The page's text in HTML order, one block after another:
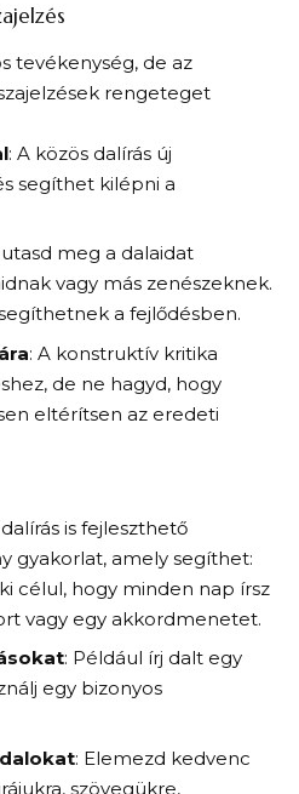
tevékenység, de az
rengeteget
: A közös dalírás új
segíthet kilépni a
meg a dalaidat
vagy más zenészeknek.
a fejlődésben.
: A konstruktív kritika
de ne hagyd, hogy
eltérítsen az eredeti
is fejleszthető
gyakorlat, amely segíthet:
ki célul, hogy minden nap írsz
vagy egy akkordmenetet.
: Például írj dalt egy
egy bizonyos
: Elemezd kedvenc
szövegükre,